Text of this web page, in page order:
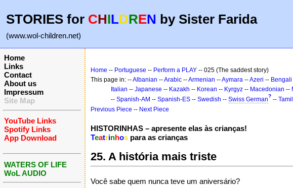
STORIES for CHILDREN by Sister Farida
(www.wol-children.net)
Home
Links
Contact
About us
Impressum
Site Map
YouTube Links
Spotify Links
App Download
WATERS OF LIFE
WoL AUDIO
Home -- Portuguese -- Perform a PLAY -- 025 (The saddest story)
This page in: --Albanian --Arabic --Armenian --Aymara --Azeri -- Bengali
Italian -- Japanese -- Kazakh -- Korean -- Kyrgyz -- Macedonian --
-- Spanish-AM -- Spanish-ES -- Swedish -- Swiss German? -- Tamil
Previous Piece -- Next Piece
HISTORINHAS – apresente elas às crianças!
Teatrinhos para as crianças
25. A história mais triste
Você sabe quem nunca teve um aniversário?